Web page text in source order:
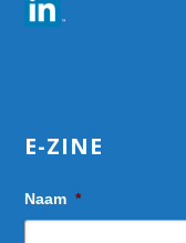
E-ZINE
Naam *